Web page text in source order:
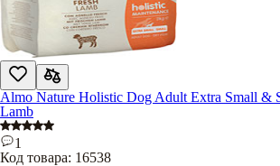
Almo Nature Holistic Dog Adult Extra Small &
Lamb
1
Код товара: 16538